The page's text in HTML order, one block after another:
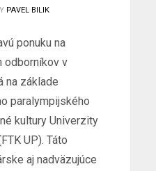
PAVEL BILIK
ponuku na
odborníkov v
na základe
paralympijského
kultury Univerzity
UP). Táto
aj nadväzujúce